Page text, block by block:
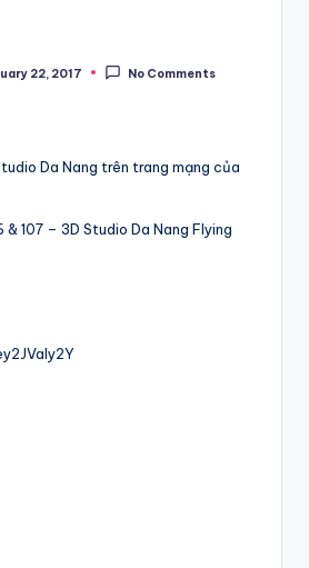
22, 2017 No Comments
Da Nang trên trang mạng của
107 – 3D Studio Da Nang Flying